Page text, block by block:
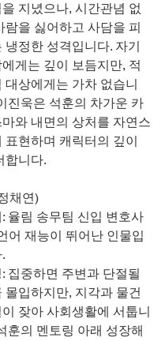
지녔으나, 시간관념 없
람을 싫어하고 사담을 피
냉정한 성격입니다. 자기
게는 깊이 보듬지만, 적
대상에게는 가차 없습니
진욱은 석훈의 차가운 카
와 내면의 상처를 자연스
표현하며 캐릭터의 깊이
합니다.
채연)
율림 송무팀 신입 변호사
어 재능이 뛰어난 인물입
집중하면 주변과 단절될
몰입하지만, 지각과 물건
잦아 사회생활에 서툽니
훈의 멘토링 아래 성장해